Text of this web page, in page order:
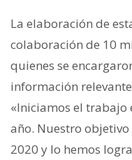
La elaboración de
colaboración de 10
quienes se
información
«Iniciamos el trabajo
año. Nuestro
2020 y lo hemos